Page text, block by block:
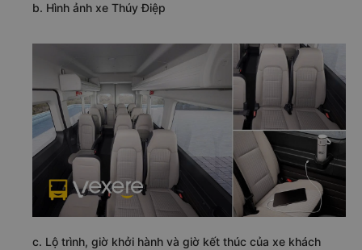
b. Hình ảnh xe Thúy Điệp
c. Lộ trình, giờ khởi hành và giờ kết thúc của xe khách